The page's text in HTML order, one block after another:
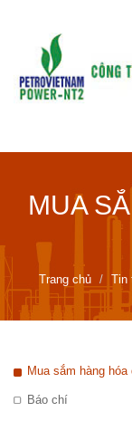
MUA
Trang chủ Tin
Mua sắm hàng hóa
Báo chí